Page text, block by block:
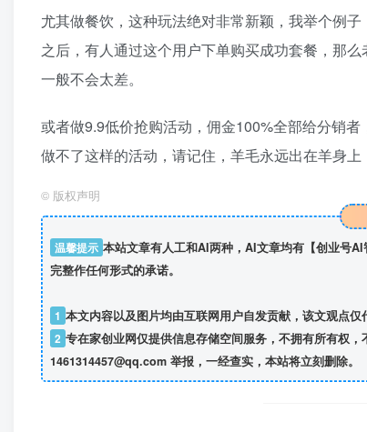
尤其做餐饮，这种玩法绝对非常新颖，我举个例
之后，有人通过这个用户下单购买成功套餐，那
一般不会太差。
或者做9.9低价抢购活动，佣金100%全部给分销
做不了这样的活动，请记住，羊毛永远出在羊身
© 版权声明
温馨提示 本站文章有人工和AI两种，AI文章均有【创业号
完整作任何形式的承诺。
1 本文内容以及图片均由互联网用户自发贡献，该文观点
2 专在家创业网仅提供信息存储空间服务，不拥有所有权
1461314457@qq.com 举报，一经查实，本站将立刻删除。